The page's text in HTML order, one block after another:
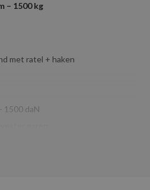
– 1500 kg
met ratel + haken
1500 daN